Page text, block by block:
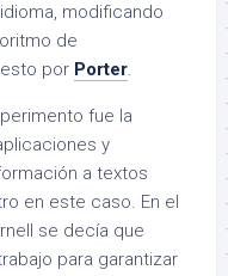
modificando
de
por Porter.
fue la
y
a textos
en este caso. En el
se decía que
para garantizar